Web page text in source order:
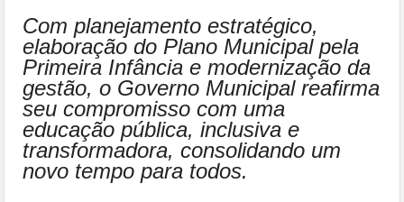
Com planejamento estratégico,
elaboração do Plano Municipal pela
Primeira Infância e modernização da
gestão, o Governo Municipal reafirma
seu compromisso com uma
educação pública, inclusiva e
transformadora, consolidando um
novo tempo para todos.